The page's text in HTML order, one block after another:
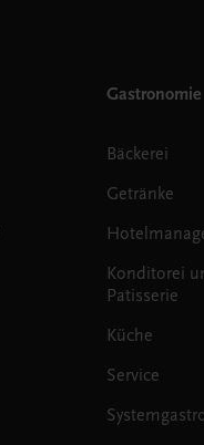
Gastronomie
Bäckerei
Getränke
Konditorei
Patisserie
Küche
Service